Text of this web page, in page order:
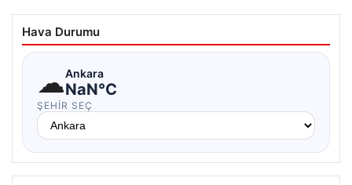
Hava Durumu
☁Ankara
NaN°C
ŞEHIR SEÇ